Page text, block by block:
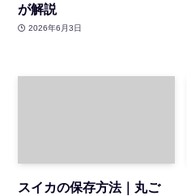
が解説
2026年6月3日
スイカの保存方法｜丸ご